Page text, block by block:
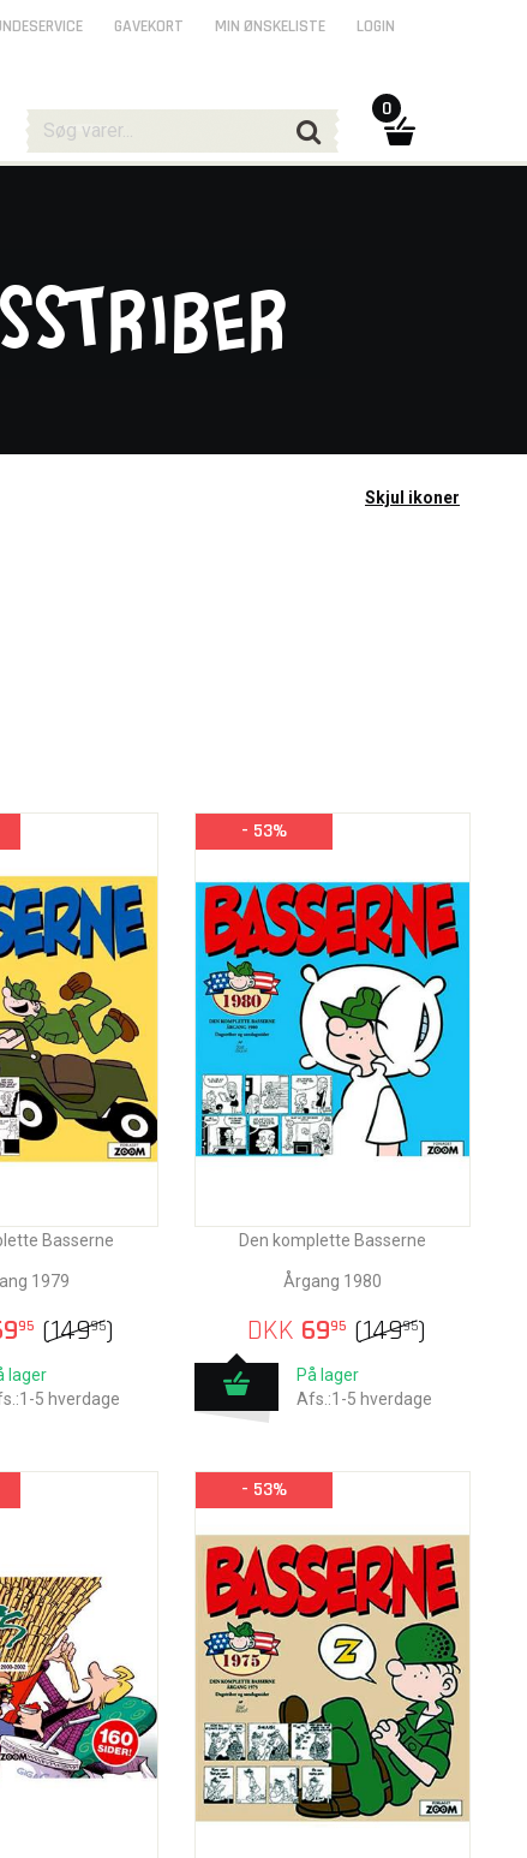
Skjul ikoner
Basserne
1979
95 (14995)
lager
5 hverdage
- 53%
Den komplette Basserne
Årgang 1980
DKK 6995 (14995)
På lager
Afs.:1-5 hverdage
- 53%
GAVEKORT MIN ØNSKELISTE LOGIN
0